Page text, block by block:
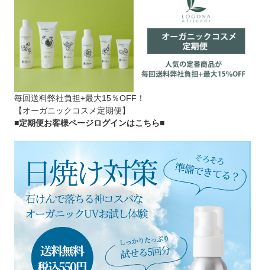
毎回送料弊社負担+最大15％OFF！
【オーガニックコスメ定期便】
■定期便お客様ページログインはこちら■